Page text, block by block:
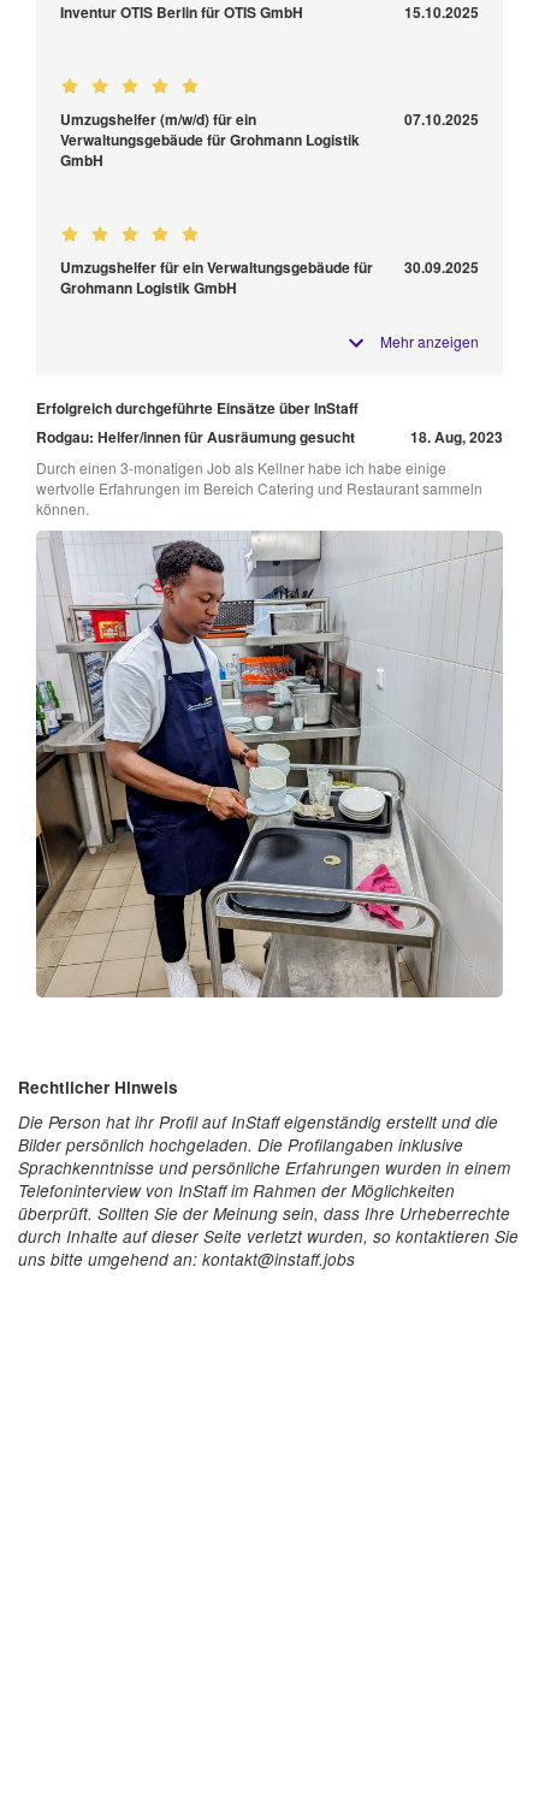
Inventur OTIS Berlin für OTIS GmbH 15.10.2025
Umzugshelfer (m/w/d) für ein
Verwaltungsgebäude für Grohmann Logistik
GmbH
07.10.2025
Umzugshelfer für ein Verwaltungsgebäude für
Grohmann Logistik GmbH
30.09.2025
Mehr anzeigen
Erfolgreich durchgeführte Einsätze über InStaff
Rodgau: Helfer/innen für Ausräumung gesucht
18. Aug, 2023
Durch einen 3-monatigen Job als Kellner habe ich habe einige
wertvolle Erfahrungen im Bereich Catering und Restaurant sammeln
können.
Rechtlicher Hinweis
Die Person hat ihr Profil auf InStaff eigenständig erstellt und die
Bilder persönlich hochgeladen. Die Profilangaben inklusive
Sprachkenntnisse und persönliche Erfahrungen wurden in einem
Telefoninterview von InStaff im Rahmen der Möglichkeiten
überprüft. Sollten Sie der Meinung sein, dass Ihre Urheberrechte
durch Inhalte auf dieser Seite verletzt wurden, so kontaktieren Sie
uns bitte umgehend an: kontakt@instaff.jobs